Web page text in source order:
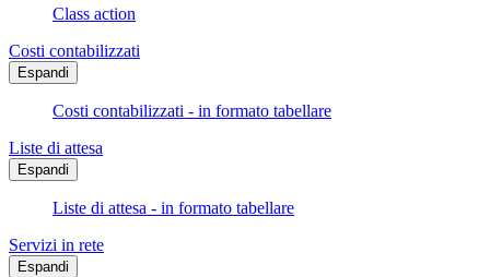
Class action
Costi contabilizzati
Espandi
Costi contabilizzati - in formato tabellare
Liste di attesa
Espandi
Liste di attesa - in formato tabellare
Servizi in rete
Espandi